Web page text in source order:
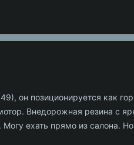
он позиционируется как
Внедорожная резина с
ехать прямо из салона.